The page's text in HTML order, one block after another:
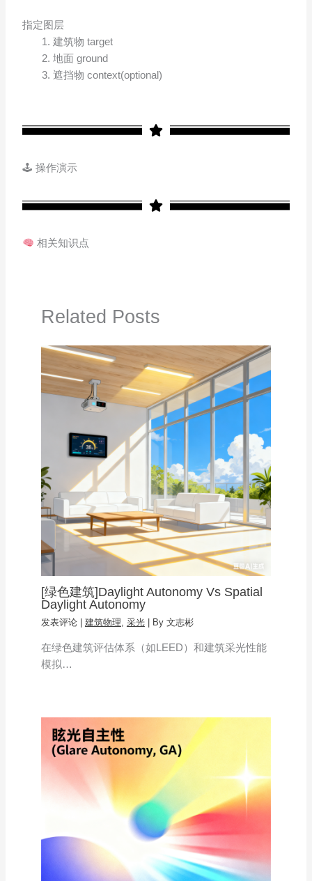
指定图层
建筑物 target
地面 ground
遮挡物 context(optional)
🕹 操作演示
相关知识点
Related Posts
[绿色建筑]Daylight Autonomy Vs Spatial
Daylight Autonomy
发表评论 | 建筑物理 采光| By 文志彬
在绿色建筑评估体系（如LEED）和建筑采光性能
模拟…